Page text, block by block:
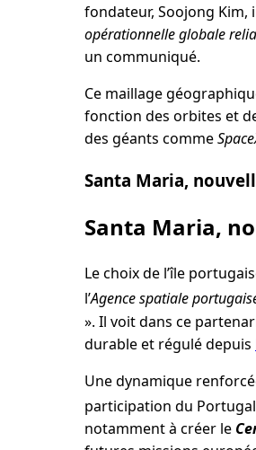
fondateur, Soojong Kim,
opérationnelle globale
un communiqué.
Ce maillage
fonction des orbites et
des géants comme
Santa Maria,
Santa Maria,
Le choix de l’île
l’Agence spatiale
». Il voit dans ce
durable et régulé depuis
Une dynamique
participation du
notamment à créer le